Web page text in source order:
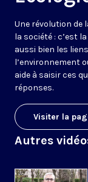
Une révolution de
la société : c’est
aussi bien les
l’environnement
aide à saisir ces
réponses.
Visiter la
Autres